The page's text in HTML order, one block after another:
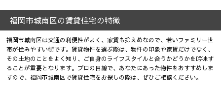
福岡市城南区の賃貸住宅の特徴
福岡市城南区は交通の利便性がよく、家賃も抑えめなので、若いファミリー世
帯が住みやすい街です。賃貸物件を選ぶ際は、物件の印象や家賃だけでなく、
その土地のことをよく知り、ご自身のライフスタイルと合うかどうかを吟味す
ることが重要となります。プロの目線で、あなたにあった物件をおすすめしま
すので、福岡市城南区で賃貸住宅をお探しの際は、ぜひご相談ください。